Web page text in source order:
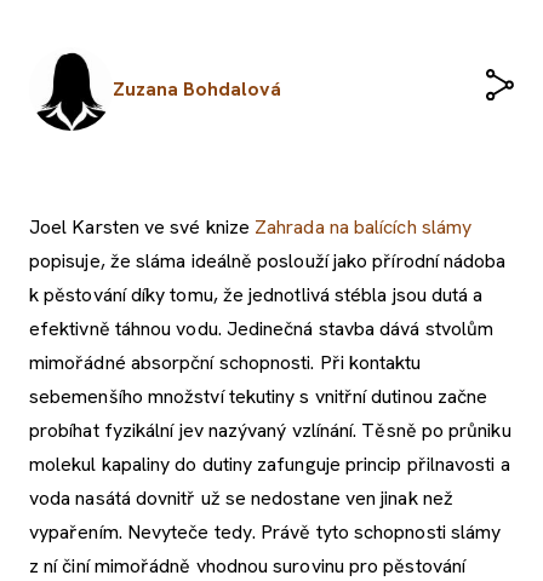
Zuzana Bohdalová
Joel Karsten ve své knize Zahrada na balících slámy
popisuje, že sláma ideálně poslouží jako přírodní nádoba
k pěstování díky tomu, že jednotlivá stébla jsou dutá a
efektivně táhnou vodu. Jedinečná stavba dává stvolům
mimořádné absorpční schopnosti. Při kontaktu
sebemenšího množství tekutiny s vnitřní dutinou začne
probíhat fyzikální jev nazývaný vzlínání. Těsně po průniku
molekul kapaliny do dutiny zafunguje princip přilnavosti a
voda nasátá dovnitř už se nedostane ven jinak než
vypařením. Nevyteče tedy. Právě tyto schopnosti slámy
z ní činí mimořádně vhodnou surovinu pro pěstování